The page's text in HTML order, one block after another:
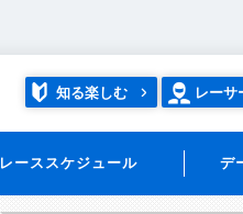
知る楽しむ レーサ
レーススケジュール デ